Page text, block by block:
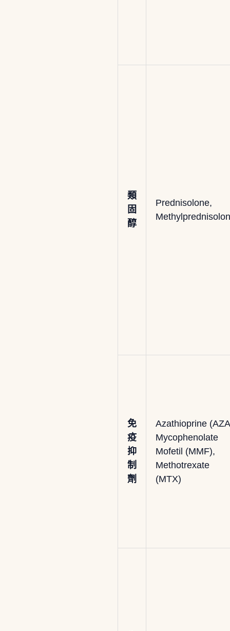
類
固
醇
Prednisolone,
免
疫
抑
制
劑
Azathioprine
Mycophenolate
Mofetil (MMF),
Methotrexate
(MTX)